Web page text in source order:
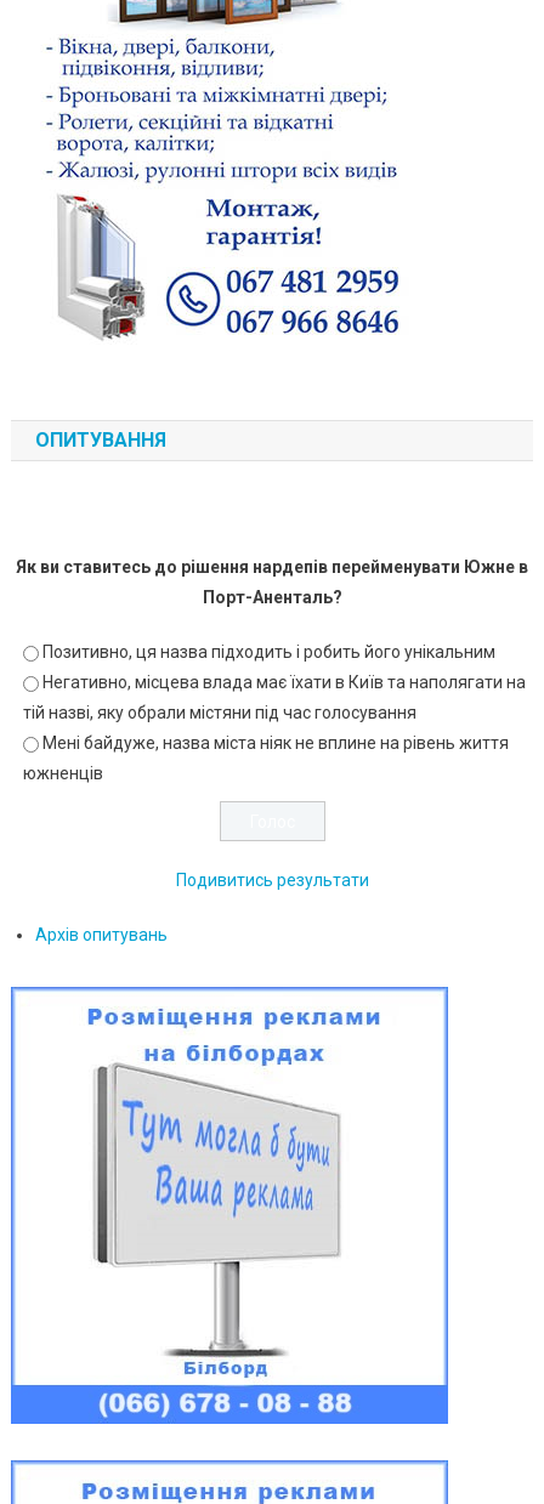
ОПИТУВАННЯ
Як ви ставитесь до рішення нардепів перейменувати Южне в
Порт-Аненталь?
Позитивно, ця назва підходить і робить його унікальним
Негативно, місцева влада має їхати в Київ та наполягати на
тій назві, яку обрали містяни під час голосування
Мені байдуже, назва міста ніяк не вплине на рівень життя
южненців
Подивитись результати
Архів опитувань